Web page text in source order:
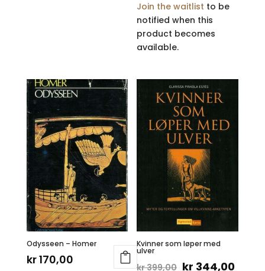
Join the waitlist to be
notified when this
product becomes
available.
Odysseen – Homer
kr170,00
Kvinner som løper med
ulver
kr399,00 Opprinnelig
kr 344,00